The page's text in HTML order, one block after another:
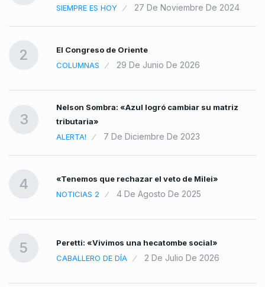
SIEMPRE ES HOY
27 De Noviembre De 2024
2
El Congreso de Oriente
COLUMNAS
29 De Junio De 2026
3
Nelson Sombra: «Azul logró cambiar su matriz
tributaria»
ALERTA!
7 De Diciembre De 2023
4
«Tenemos que rechazar el veto de Milei»
NOTICIAS 2
4 De Agosto De 2025
5
Peretti: «Vivimos una hecatombe social»
CABALLERO DE DÍA
2 De Julio De 2026